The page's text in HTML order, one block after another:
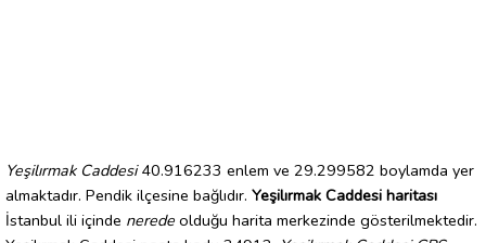
Yeşilırmak Caddesi40.916233 enlem ve 29.299582 boylamda yer
almaktadır. Pendik ilçesine bağlıdır. Yeşilırmak Caddesi haritası
İstanbul ili içinde nerede olduğu harita merkezinde gösterilmektedir.